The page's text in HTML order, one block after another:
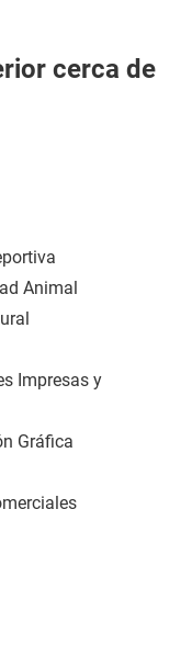
cerca de
Animal
Impresas y
Gráfica